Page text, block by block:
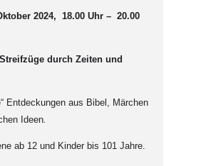
2024, 18.00 Uhr – 20.00
durch Zeiten und
Entdeckungen aus Bibel, Märchen
Ideen.
ab 12 und Kinder bis 101 Jahre.